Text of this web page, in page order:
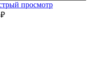
просмотр